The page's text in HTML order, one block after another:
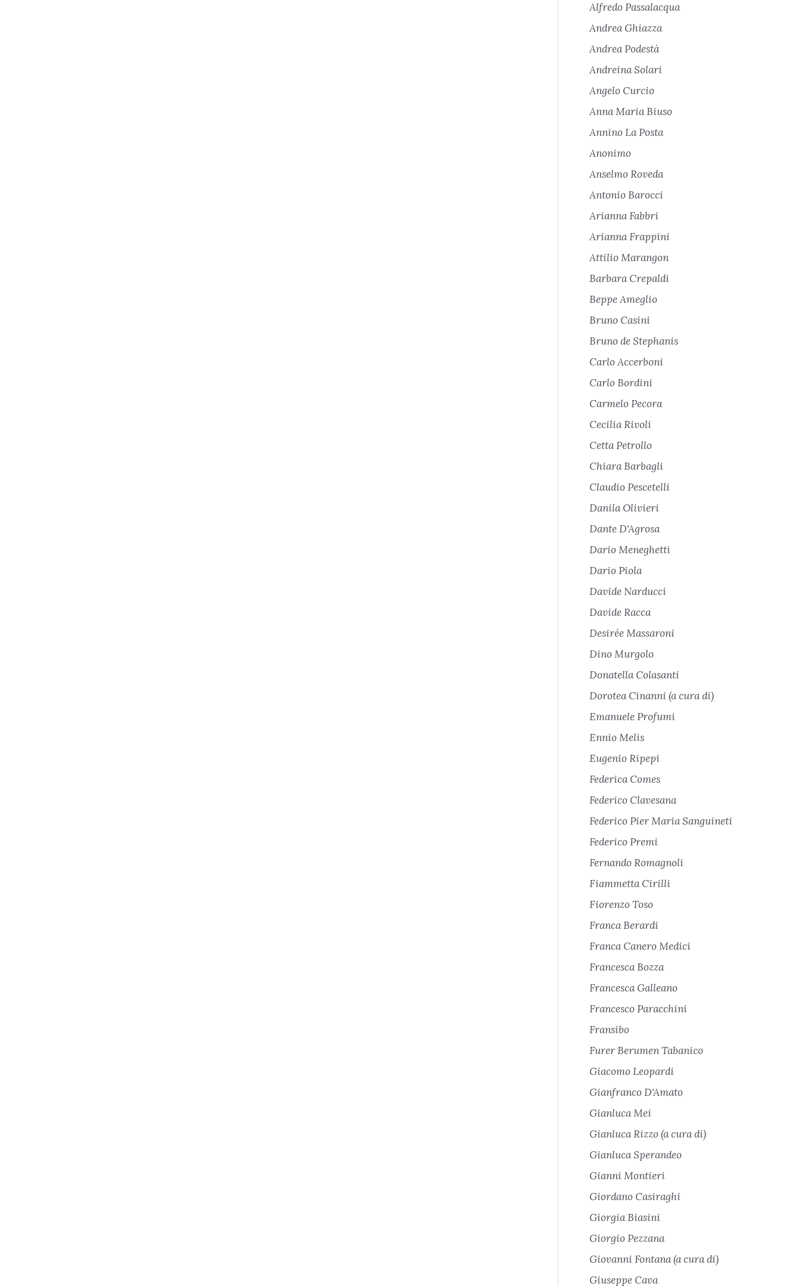
Alfredo Passalacqua
Andrea Ghiazza
Andrea Podestà
Andreina Solari
Angelo Curcio
Anna Maria Biuso
Annino La Posta
Anonimo
Anselmo Roveda
Antonio Barocci
Arianna Fabbri
Arianna Frappini
Attilio Marangon
Barbara Crepaldi
Beppe Ameglio
Bruno Casini
Bruno de Stephanis
Carlo Accerboni
Carlo Bordini
Carmelo Pecora
Cecilia Rivoli
Cetta Petrollo
Chiara Barbagli
Claudio Pescetelli
Danila Olivieri
Dante D'Agrosa
Dario Meneghetti
Dario Piola
Davide Narducci
Davide Racca
Desirée Massaroni
Dino Murgolo
Donatella Colasanti
Dorotea Cinanni (a cura di)
Emanuele Profumi
Ennio Melis
Eugenio Ripepi
Federica Comes
Federico Clavesana
Federico Pier Maria Sanguineti
Federico Premi
Fernando Romagnoli
Fiammetta Cirilli
Fiorenzo Toso
Franca Berardi
Franca Canero Medici
Francesca Bozza
Francesca Galleano
Francesco Paracchini
Fransibo
Furer Berumen Tabanico
Giacomo Leopardi
Gianfranco D'Amato
Gianluca Mei
Gianluca Rizzo (a cura di)
Gianluca Sperandeo
Gianni Montieri
Giordano Casiraghi
Giorgia Biasini
Giorgio Pezzana
Giovanni Fontana (a cura di)
Giuseppe Cava